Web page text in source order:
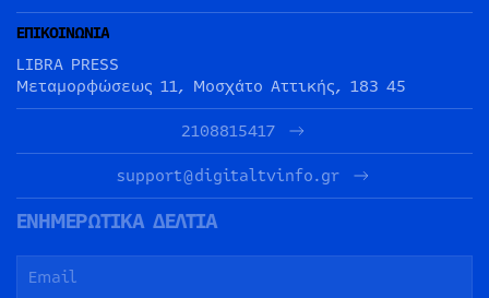
ΕΠΙΚΟΙΝΩΝΙΑ
LIBRA PRESS
Μεταμορφώσεως 11, Μοσχάτο Αττικής, 183 45
2108815417
support@digitaltvinfo.gr
ΕΝΗΜΕΡΩΤΙΚΑ ΔΕΛΤΙΑ